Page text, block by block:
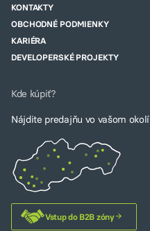
KONTAKTY
OBCHODNÉ PODMIENKY
KARIÉRA
DEVELOPERSKÉ PROJEKTY
Kde kúpiť?
Nájdite predajňu vo vašom okolí
Vstup do B2B zóny